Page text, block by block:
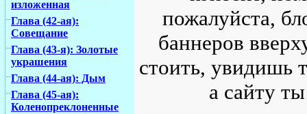
изложенная
Глава (42-ая):
Совещание
Глава (43-я): Золотые
украшения
Глава (44-ая): Дым
Глава (45-ая):
Коленопреклоненные
пожалуйста,
баннеров
стоить, увидишь
а сайту